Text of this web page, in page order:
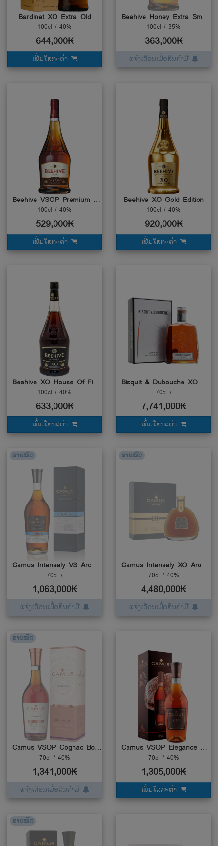
Bardinet XO Extra Old
100cl / 40%
644,000₭
ເພີ່ມໃສ່ກະຕ່າ
Beehive Honey Extra Smooth
100cl / 35%
363,000₭
ແຈ້ງເຕືອນເມື່ອສິນຄ້າມີ
Beehive VSOP Premium Reserve
100cl / 40%
529,000₭
ເພີ່ມໃສ່ກະຕ່າ
Beehive XO Gold Edition
100cl / 40%
920,000₭
ເພີ່ມໃສ່ກະຕ່າ
Beehive XO House Of Fine Brandy
100cl / 40%
633,000₭
ເພີ່ມໃສ່ກະຕ່າ
Bisquit & Dubouche XO Cognac
70cl /
7,741,000₭
ເພີ່ມໃສ່ກະຕ່າ
ຂາຍໝົດ
Camus Intensely VS Aromatic
70cl /
1,063,000₭
ແຈ້ງເຕືອນເມື່ອສິນຄ້າມີ
ຂາຍໝົດ
Camus Intensely XO Aromatic
70cl / 40%
4,480,000₭
ແຈ້ງເຕືອນເມື່ອສິນຄ້າມີ
ຂາຍໝົດ
Camus VSOP Cognac Borderies Single Estate Small Batch
70cl / 40%
1,341,000₭
ແຈ້ງເຕືອນເມື່ອສິນຄ້າມີ
Camus VSOP Elegance With Box
70cl / 40%
1,305,000₭
ເພີ່ມໃສ່ກະຕ່າ
ຂາຍໝົດ